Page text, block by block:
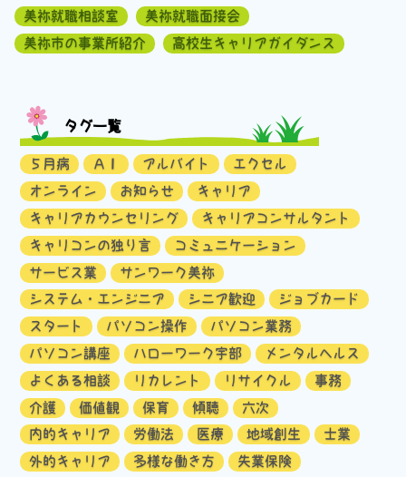
美祢就職相談室
美祢就職面接会
美祢市の事業所紹介
高校生キャリアガイダンス
タグ一覧
５月病 ＡＩ アルバイト
エクセル
オンライン
お知らせ
キャリア
キャリアカウンセリング
キャリアコンサルタント
キャリコンの独り言
コミュニケーション
サービス業
サンワーク美祢
システム・エンジニア
シニア歓迎
ジョブカード
スタート
パソコン操作
パソコン業務
パソコン講座
ハローワーク宇部
メンタルヘルス
よくある相談
リカレント リサイクル
事務
介護
価値観 保育 傾聴
六次
内的キャリア
労働法 医療 地域創生
士業
外的キャリア
多様な働き方
失業保険